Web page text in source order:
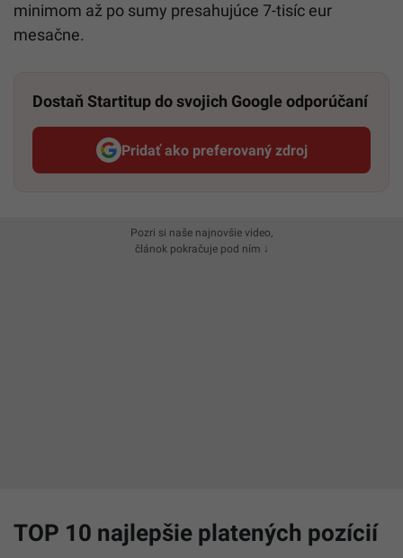
minimom až po sumy presahujúce 7-tisíc eur
mesačne.
Dostaň Startitup do svojich Google odporúčaní
Pridať ako preferovaný zdroj
Startitup, odkaz sa otvorí v
Pozri si naše najnovšie video,
článok pokračuje pod ním ↓
TOP 10 najlepšie platených pozícií